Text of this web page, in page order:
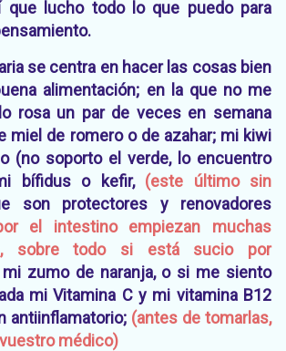
que lucho todo lo que puedo para
se centra en hacer las cosas bien
alimentación; en la que no me
rosa un par de veces en semana
miel de romero o de azahar; mi kiwi
(no soporto el verde, lo encuentro
bífidus o kefir, (este último sin
son protectores y renovadores
el intestino empiezan muchas
sobre todo si está sucio por
mi zumo de naranja, o si me siento
mi Vitamina C y mi vitamina B12
antiinflamatorio; (antes de tomarlas,
médico)